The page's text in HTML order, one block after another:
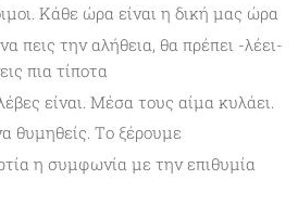
Κάθε ώρα είναι η δική μας ώρα
πεις την αλήθεια, θα πρέπει -λέει-
πια τίποτα
είναι. Μέσα τους αίμα κυλάει.
θυμηθείς. Tο ξέρουμε
η συμφωνία με την επιθυμία